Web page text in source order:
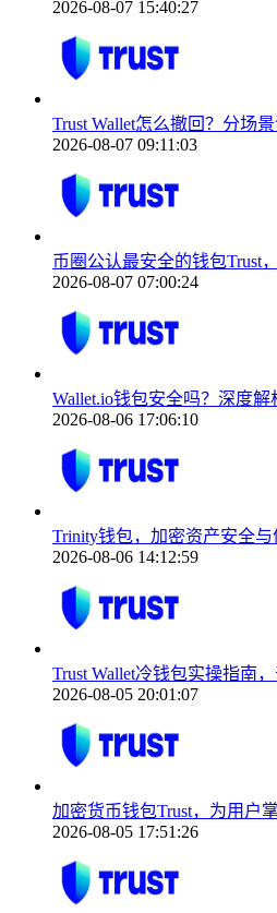
2026-08-07 15:40:27
Trust Wallet怎么撤回？分场
2026-08-07 09:11:03
币圈公认最安全的钱包Trust
2026-08-07 07:00:24
Wallet.io钱包安全吗？深度
2026-08-06 17:06:10
Trinity钱包，加密资产安全
2026-08-06 14:12:59
Trust Wallet冷钱包实操指南
2026-08-05 20:01:07
加密货币钱包Trust，为用户
2026-08-05 17:51:26